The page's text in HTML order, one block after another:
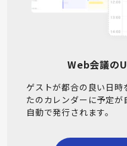
Web会議の
ゲストが都合の良い日
たのカレンダーに予定
自動で発行されます。